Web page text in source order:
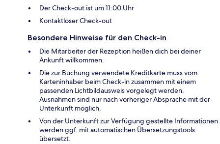
Der Check-out ist um 11:00 Uhr
Kontaktloser Check-out
Besondere Hinweise für den Check-in
Die Mitarbeiter der Rezeption heißen dich bei deiner
Ankunft willkommen.
Die zur Buchung verwendete Kreditkarte muss vom
Karteninhaber beim Check-in zusammen mit einem
passenden Lichtbildausweis vorgelegt werden.
Ausnahmen sind nur nach vorheriger Absprache mit der
Unterkunft möglich.
Von der Unterkunft zur Verfügung gestellte Informationen
werden ggf. mit automatischen Übersetzungstools
übersetzt.